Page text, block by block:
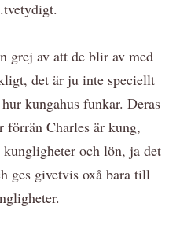
grej av att de blir av med
det är ju inte speciellt
kungahus funkar. Deras
Charles är kung,
och lön, ja det
ges givetvis oxå bara till